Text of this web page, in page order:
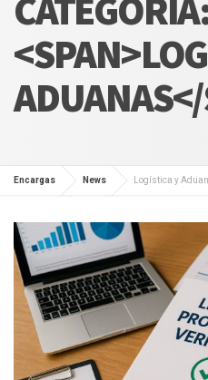
Encargas News Logística y